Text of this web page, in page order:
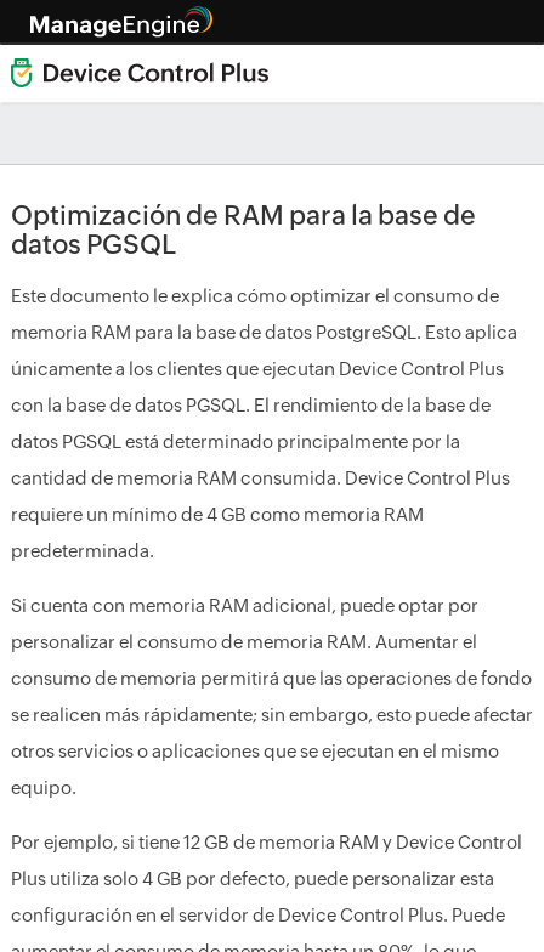
Optimización de RAM para la base de
datos PGSQL
Este documento le explica cómo optimizar el consumo de
memoria RAM para la base de datos PostgreSQL. Esto aplica
únicamente a los clientes que ejecutan Device Control Plus
con la base de datos PGSQL. El rendimiento de la base de
datos PGSQL está determinado principalmente por la
cantidad de memoria RAM consumida. Device Control Plus
requiere un mínimo de 4 GB como memoria RAM
predeterminada.
Si cuenta con memoria RAM adicional, puede optar por
personalizar el consumo de memoria RAM. Aumentar el
consumo de memoria permitirá que las operaciones de fondo
se realicen más rápidamente; sin embargo, esto puede afectar
otros servicios o aplicaciones que se ejecutan en el mismo
equipo.
Por ejemplo, si tiene 12 GB de memoria RAM y Device Control
Plus utiliza solo 4 GB por defecto, puede personalizar esta
configuración en el servidor de Device Control Plus. Puede